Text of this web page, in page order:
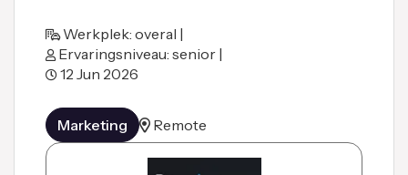
Werkplek: overal |
Ervaringsniveau: senior |
12 Jun 2026
Marketing Remote